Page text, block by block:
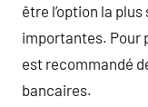
être l’option la
importantes. Pour
est recommandé
bancaires.